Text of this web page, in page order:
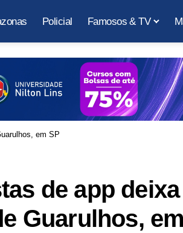
Policial Famosos & TV
em SP
de app deixa
Guarulhos,